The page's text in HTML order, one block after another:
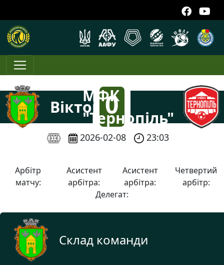
Вікторія
0
:
МФК
"Тернопіль"
2026-02-08 23:03
Арбітр
матчу:
Асистент
арбітра:
Асистент
арбітра:
Четвертий
арбітр:
Делегат:
Склад команди